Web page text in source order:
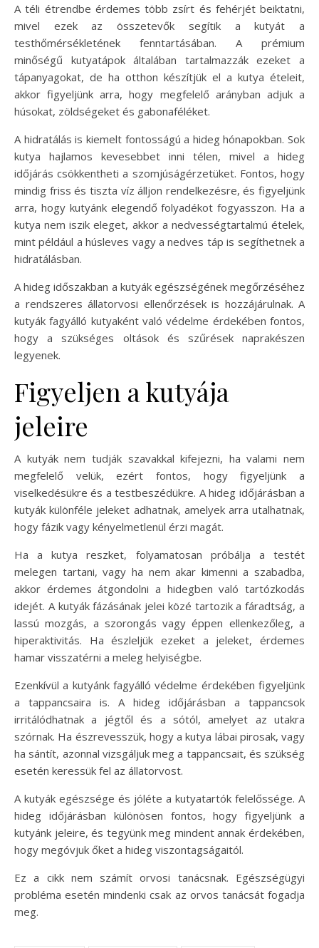
A téli étrendbe érdemes több zsírt és fehérjét beiktatni,
mivel ezek az összetevők segítik a kutyát a
testhőmérsékletének fenntartásában. A prémium
minőségű kutyatápok általában tartalmazzák ezeket a
tápanyagokat, de ha otthon készítjük el a kutya ételeit,
akkor figyeljünk arra, hogy megfelelő arányban adjuk a
húsokat, zöldségeket és gabonaféléket.
A hidratálás is kiemelt fontosságú a hideg hónapokban. Sok
kutya hajlamos kevesebbet inni télen, mivel a hideg
időjárás csökkentheti a szomjúságérzetüket. Fontos, hogy
mindig friss és tiszta víz álljon rendelkezésre, és figyeljünk
arra, hogy kutyánk elegendő folyadékot fogyasszon. Ha a
kutya nem iszik eleget, akkor a nedvességtartalmú ételek,
mint például a húsleves vagy a nedves táp is segíthetnek a
hidratálásban.
A hideg időszakban a kutyák egészségének megőrzéséhez
a rendszeres állatorvosi ellenőrzések is hozzájárulnak. A
kutyák fagyálló kutyaként való védelme érdekében fontos,
hogy a szükséges oltások és szűrések naprakészen
legyenek.
Figyeljen a kutyája
jeleire
A kutyák nem tudják szavakkal kifejezni, ha valami nem
megfelelő velük, ezért fontos, hogy figyeljünk a
viselkedésükre és a testbeszédükre. A hideg időjárásban a
kutyák különféle jeleket adhatnak, amelyek arra utalhatnak,
hogy fázik vagy kényelmetlenül érzi magát.
Ha a kutya reszket, folyamatosan próbálja a testét
melegen tartani, vagy ha nem akar kimenni a szabadba,
akkor érdemes átgondolni a hidegben való tartózkodás
idejét. A kutyák fázásának jelei közé tartozik a fáradtság, a
lassú mozgás, a szorongás vagy éppen ellenkezőleg, a
hiperaktivitás. Ha észleljük ezeket a jeleket, érdemes
hamar visszatérni a meleg helyiségbe.
Ezenkívül a kutyánk fagyálló védelme érdekében figyeljünk
a tappancsaira is. A hideg időjárásban a tappancsok
irritálódhatnak a jégtől és a sótól, amelyet az utakra
szórnak. Ha észrevesszük, hogy a kutya lábai pirosak, vagy
ha sántít, azonnal vizsgáljuk meg a tappancsait, és szükség
esetén keressük fel az állatorvost.
A kutyák egészsége és jóléte a kutyatartók felelőssége. A
hideg időjárásban különösen fontos, hogy figyeljünk a
kutyánk jeleire, és tegyünk meg mindent annak érdekében,
hogy megóvjuk őket a hideg viszontagságaitól.
Ez a cikk nem számít orvosi tanácsnak. Egészségügyi
probléma esetén mindenki csak az orvos tanácsát fogadja
meg.